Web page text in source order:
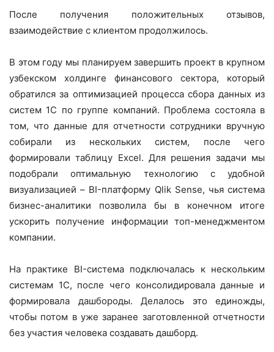
После получения положительных отзывов,
взаимодействие с клиентом продолжилось.
В этом году мы планируем завершить проект в крупном
узбекском холдинге финансового сектора, который
обратился за оптимизацией процесса сбора данных из
систем 1С по группе компаний. Проблема состояла в
том, что данные для отчетности сотрудники вручную
собирали из нескольких систем, после чего
формировали таблицу Excel. Для решения задачи мы
подобрали оптимальную технологию с удобной
визуализацией – BI-платформу Qlik Sense, чья система
бизнес-аналитики позволила бы в конечном итоге
ускорить получение информации топ-менеджментом
компании.
На практике BI-система подключалась к нескольким
системам 1С, после чего консолидировала данные и
формировала дaшбороды. Делалось это единожды,
чтобы потом в уже заранее заготовленной отчетности
без участия человека создавать дашборд.